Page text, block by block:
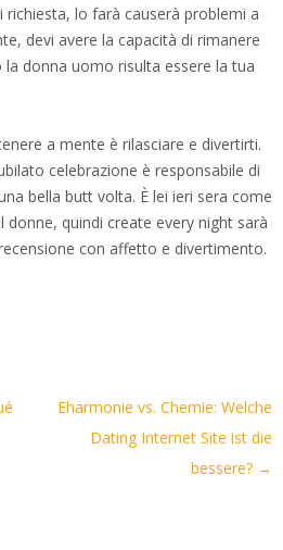
lo farà causerà problemi a
devi avere la capacità di rimanere
donna uomo risulta essere la tua
a mente è rilasciare e divertirti.
celebrazione è responsabile di
bella butt volta. È lei ieri sera come
quindi create every night sarà
con affetto e divertimento.
Eharmonie vs. Chemie: Welche
Dating Internet Site ist die
bessere? →